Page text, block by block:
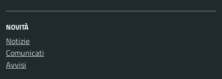
NOVITÀ
Notizie
Comunicati
Avvisi